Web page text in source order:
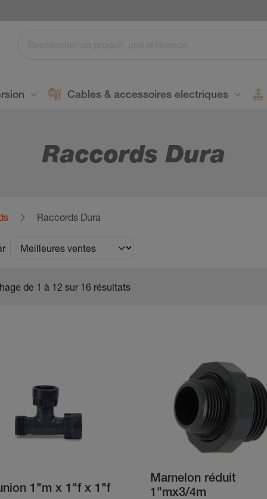
Cables & accessoires electriques
Raccords Dura
Raccords Dura
de 1 à 12 sur 16 résultats
1"m x 1"f x 1"f
Mamelon réduit
1"mx3/4m